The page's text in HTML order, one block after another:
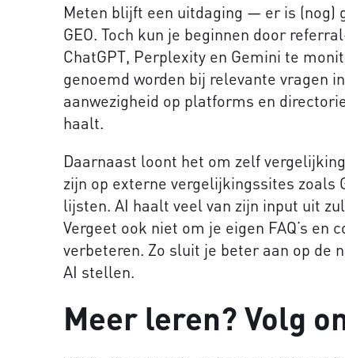
Meten blijft een uitdaging — er is (nog)
GEO. Toch kun je beginnen door
ChatGPT, Perplexity en Gemini te
genoemd worden bij relevante vragen
aanwezigheid op platforms en
haalt.
Daarnaast loont het om zelf
zijn op externe vergelijkingssites zoals
lijsten. AI haalt veel van zijn input uit
Vergeet ook niet om je eigen FAQ’s
verbeteren. Zo sluit je beter aan op de
AI stellen.
Meer leren? Volg